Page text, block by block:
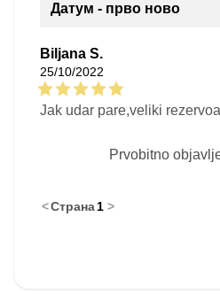
Датум - прво ново
Biljana S.
25/10/2022
Jak udar pare,veliki
Prvobitno
<Страна1 >